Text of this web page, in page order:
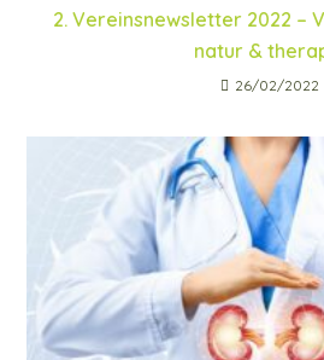
2. Vereinsnewsletter 2022 –
natur &
26/02/2022